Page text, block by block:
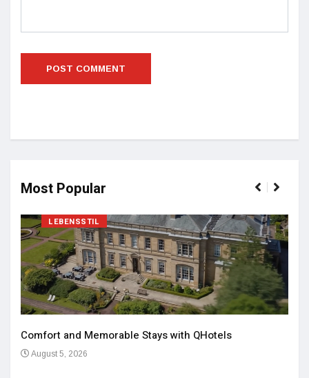
Most Popular
LEBENSSTIL
Comfort and Memorable Stays with QHotels
August 5, 2026